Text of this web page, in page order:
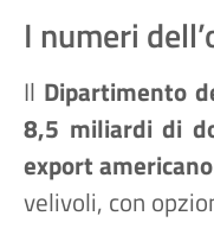
I numeri
Il Dipartimento
8,5 miliardi di
export americano
velivoli, con